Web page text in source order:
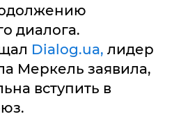
диалога.
Dialog.ua, лидер
Меркель заявила,
вступить в